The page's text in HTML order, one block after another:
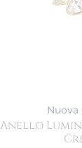
Nuova
Anello